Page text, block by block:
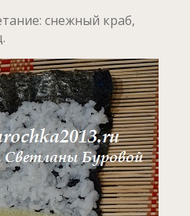
снежный краб,